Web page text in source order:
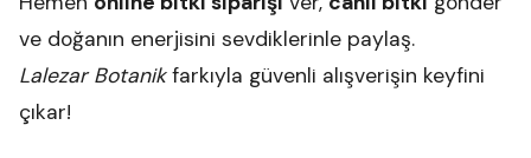
ve doğanın enerjisini sevdiklerinle paylaş.
Lalezar Botanikfarkıyla güvenli alışverişin keyfini
çıkar!